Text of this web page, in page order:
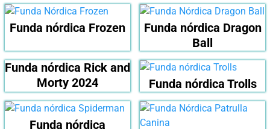
Funda nórdica Frozen
Funda nórdica Dragon
Ball
Funda nórdica Rick and
Morty 2024
Funda nórdica Trolls
Funda nórdica